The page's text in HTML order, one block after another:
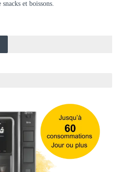
et boissons.